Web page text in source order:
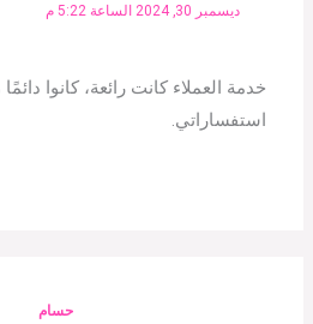
ديسمبر 30, 2024 الساعة 5:22 م
خدمة العملاء كانت رائعة، كانوا
استفساراتي.
حسام